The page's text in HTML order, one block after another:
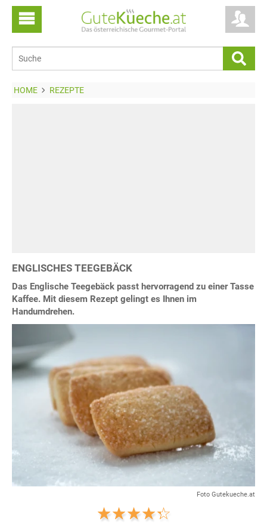
HOME REZEPTE
ENGLISCHES TEEGEBÄCK
Das Englische Teegebäck passt hervorragend zu einer Tasse
Kaffee. Mit diesem Rezept gelingt es Ihnen im
Handumdrehen.
Foto Gutekueche.at